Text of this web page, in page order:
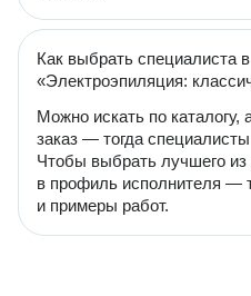
Как выбрать специалиста
«Электроэпиляция:
Можно искать по каталогу,
заказ — тогда
Чтобы выбрать лучшего из
в профиль исполнителя —
и примеры работ.